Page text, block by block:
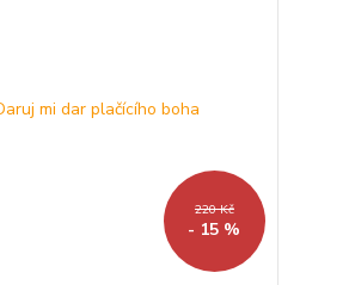
220 Kč
- 15 %